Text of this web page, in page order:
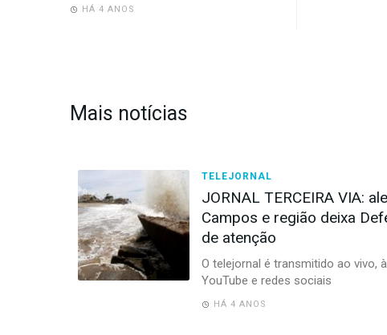
HÁ 4 ANOS
Mais notícias
TELEJORNAL
JORNAL TERCEIRA VIA:
Campos e região deixa
de atenção
O telejornal é transmitido ao vivo,
YouTube e redes sociais
HÁ 4 ANOS